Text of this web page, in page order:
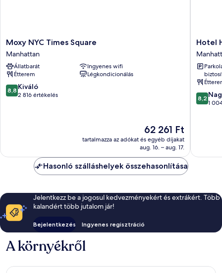
Moxy
NYC
Times
Square
Manhattan
Moxy NYC Times Square
Manhattan
Állatbarát
Ingyenes wifi
Étterem
Légkondicionálás
8.8
ennyiből:
8,8 Kiváló
2 816 értékelés
Az
62 261 Ft
62 261 Ft
tartalmazza az adókat és egyéb díjakat
aug. 16. – aug. 17.
Hotel
Henri
NY
Hotel
8.2
8,2
1
Hasonló szálláshelyek összehasonlítása
Jelentkezz be a jogosul kedvezményekért és extrákért. Több
kalandért több jutalom jár!
Bejelentkezés Ingyenes regisztráció
A környékről